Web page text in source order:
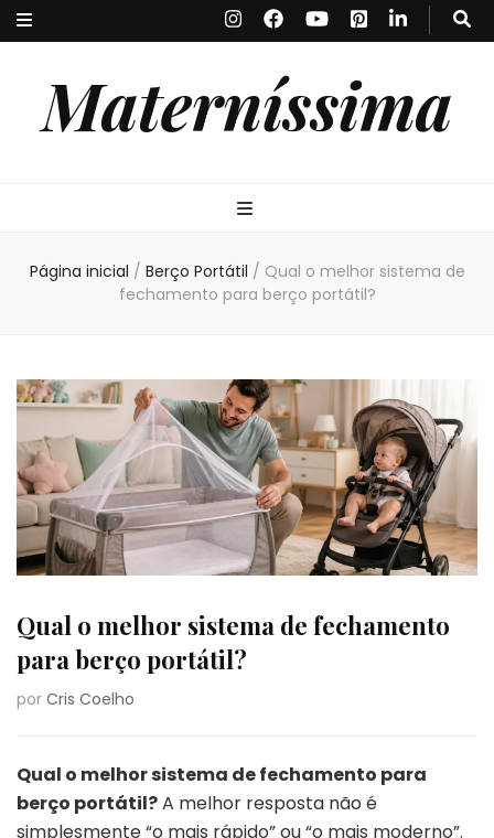
Materníssima
Página inicial / Berço Portátil / Qual o melhor sistema de
fechamento para berço portátil?
Qual o melhor sistema de fechamento
para berço portátil?
por Cris Coelho
Qual o melhor sistema de fechamento para
berço portátil?A melhor resposta não é
simplesmente “o mais rápido” ou “o mais moderno”.